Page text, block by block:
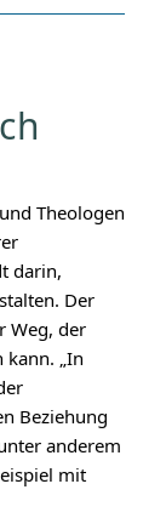
Theologen
darin,
Der
Weg, der
kann. „In
Beziehung
anderem
mit